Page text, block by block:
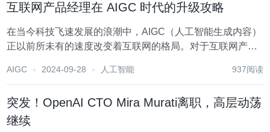
互联网产品经理在 AIGC 时代的升级攻略
在当今科技飞速发展的浪潮中，AIGC（人工智能生成内容）
正以前所未有的速度改变着互联网的格局。对于互联网产品
应对的挑战。那么，在 AIGC 时代，互联网产品经理如何借
AIGC 2024-09-28 人工智能 937阅读
突发！OpenAI CTO Mira Murati离职，高层动荡
继续